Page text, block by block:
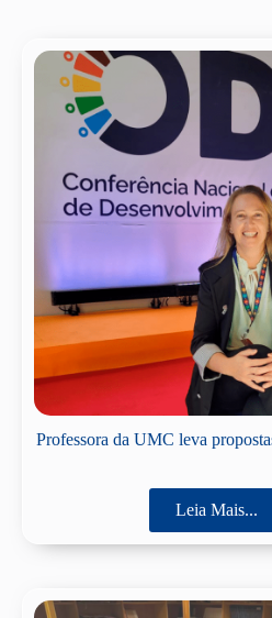
Professora da UMC leva
Leia Mais...